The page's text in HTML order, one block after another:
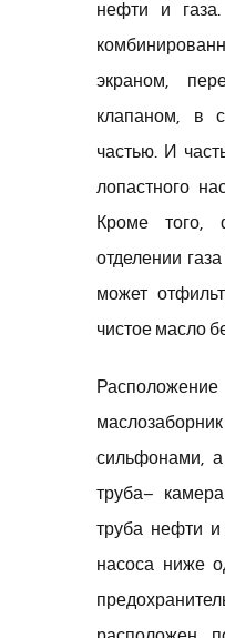
нефти и
экраном,
клапаном, в
частью. И
лопастного
Кроме того,
отделении
может
чистое масло
сильфонами, а
труба–
труба нефти и
насоса ниже